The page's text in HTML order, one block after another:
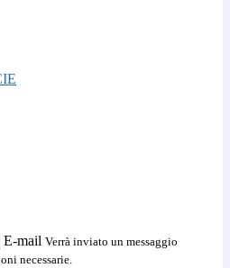
E-mail Verrà inviato un messaggio
necessarie.